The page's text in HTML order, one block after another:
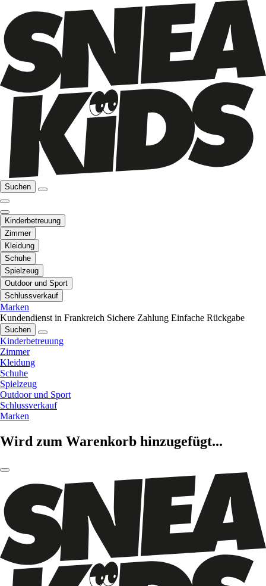
Suchen
Kinderbetreuung
Zimmer
Kleidung
Schuhe
Spielzeug
Outdoor und Sport
Schlussverkauf
Marken
Kundendienst in Frankreich Sichere Zahlung Einfache Rückgabe
Suchen
Kinderbetreuung
Zimmer
Kleidung
Schuhe
Spielzeug
Outdoor und Sport
Schlussverkauf
Marken
Wird zum Warenkorb hinzugefügt...